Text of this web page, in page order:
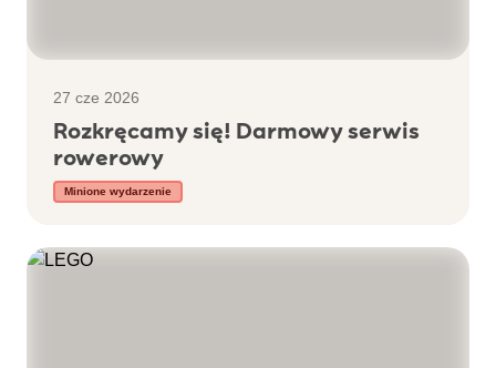
27 cze 2026
Rozkręcamy się! Darmowy serwis
rowerowy
Minione wydarzenie